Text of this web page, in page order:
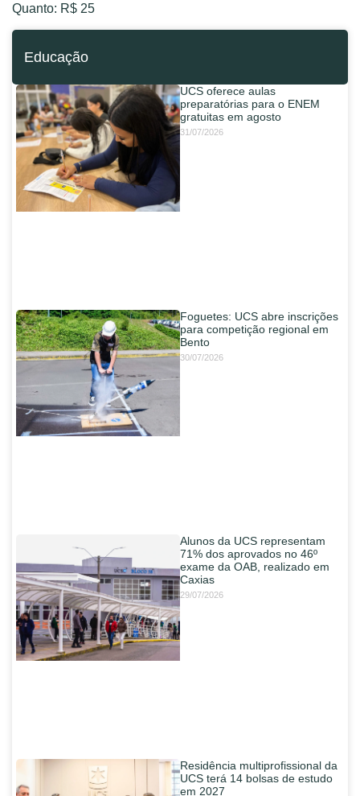
Quanto: R$ 25
Educação
UCS oferece aulas
preparatórias para o ENEM
gratuitas em agosto
31/07/2026
Foguetes: UCS abre inscrições
para competição regional em
Bento
30/07/2026
Alunos da UCS representam
71% dos aprovados no 46º
exame da OAB, realizado em
Caxias
29/07/2026
Residência multiprofissional da
UCS terá 14 bolsas de estudo
em 2027